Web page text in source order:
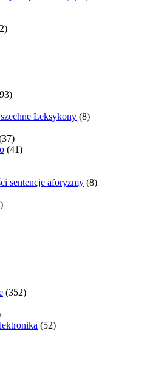
Leksykony (8)
(41)
sentencje aforyzmy (8)
(352)
(52)